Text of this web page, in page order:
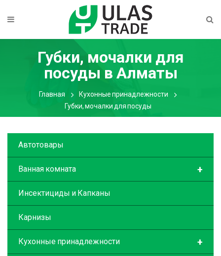
Губки, мочалки для
посуды в Алматы
Главная
Кухонные принадлежности
Губки, мочалки для посуды
Автотовары
+
Ванная комната
Инсектициды и Капканы
Карнизы
+
Кухонные принадлежности